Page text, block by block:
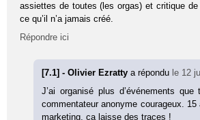
assiettes de toutes (les orgas) et critique
ce qu’il n’a jamais créé.
Répondre ici
[7.1] - Olivier Ezrattya répondu le 12
J’ai organisé plus d’événements
commentateur anonyme courageux.
marketing, ça laisse des traces !